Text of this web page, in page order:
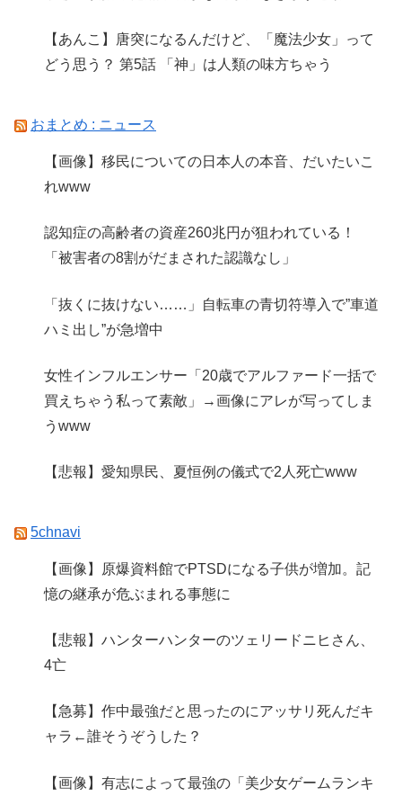
【あんこ】唐突になるんだけど、「魔法少女」って
どう思う？ 第5話 「神」は人類の味方ちゃう
おまとめ : ニュース
【画像】移民についての日本人の本音、だいたいこ
れwww
認知症の高齢者の資産260兆円が狙われている！
「被害者の8割がだまされた認識なし」
「抜くに抜けない……」自転車の青切符導入で”車道
ハミ出し”が急増中
女性インフルエンサー「20歳でアルファード一括で
買えちゃう私って素敵」→画像にアレが写ってしま
うwww
【悲報】愛知県民、夏恒例の儀式で2人死亡www
5chnavi
【画像】原爆資料館でPTSDになる子供が増加。記
憶の継承が危ぶまれる事態に
【悲報】ハンターハンターのツェリードニヒさん、
4亡
【急募】作中最強だと思ったのにアッサリ死んだキ
ャラ←誰そうぞうした？
【画像】有志によって最強の「美少女ゲームランキ